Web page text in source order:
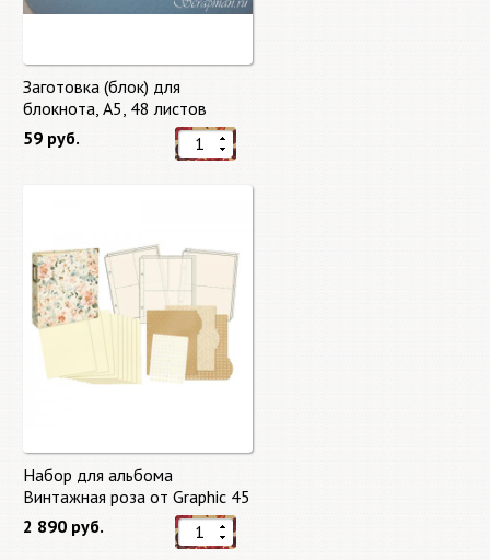
Заготовка (блок) для
блокнота, А5, 48 листов
59 руб.
Набор для альбома
Винтажная роза от Graphic 45
2 890 руб.